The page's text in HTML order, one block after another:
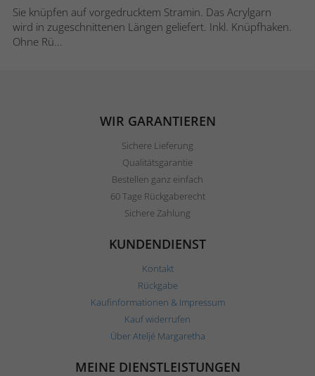
Sie knüpfen auf vorgedrucktem Stramin. Das Acrylgarn
wird in zugeschnittenen Längen geliefert. Inkl. Knüpfhaken.
Ohne Rü...
WIR GARANTIEREN
Sichere Lieferung
Qualitätsgarantie
Bestellen ganz einfach
60 Tage Rückgaberecht
Sichere Zahlung
KUNDENDIENST
Kontakt
Rückgabe
Kaufinformationen & Impressum
Kauf widerrufen
Über Ateljé Margaretha
MEINE DIENSTLEISTUNGEN